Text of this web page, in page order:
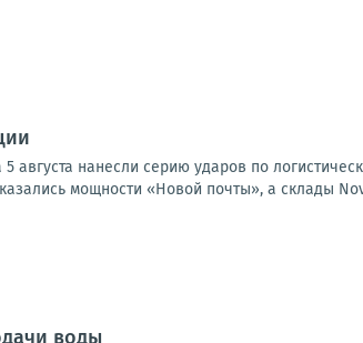
августа нанесли серию ударов по
мощности «Новой почты», а склады
воды